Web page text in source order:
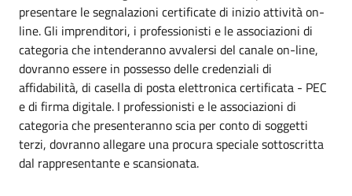
presentare le segnalazioni certificate di inizio attività on-
line. Gli imprenditori, i professionisti e le associazioni di
categoria che intenderanno avvalersi del canale on-line,
dovranno essere in possesso delle credenziali di
affidabilità, di casella di posta elettronica certificata - PEC
e di firma digitale. I professionisti e le associazioni di
categoria che presenteranno scia per conto di soggetti
terzi, dovranno allegare una procura speciale sottoscritta
dal rappresentante e scansionata.